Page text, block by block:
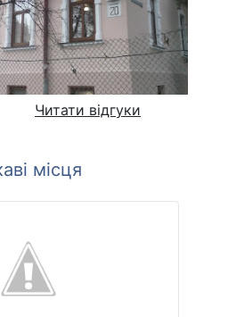
Читати відгуки
місця